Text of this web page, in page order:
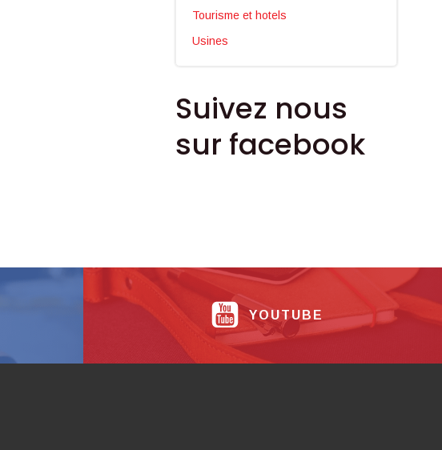
Tourisme et hotels
Usines
Suivez nous
sur facebook
YOUTUBE